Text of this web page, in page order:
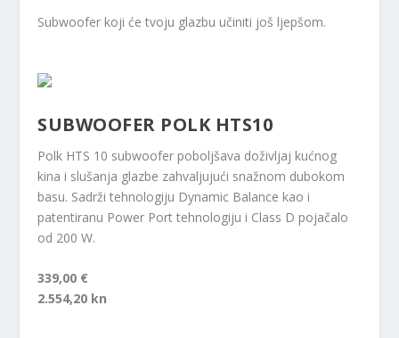
Subwoofer koji će tvoju glazbu učiniti još ljepšom.
SUBWOOFER POLK HTS10
Polk HTS 10 subwoofer poboljšava doživljaj kućnog
kina i slušanja glazbe zahvaljujući snažnom dubokom
basu. Sadrži tehnologiju Dynamic Balance kao i
patentiranu Power Port tehnologiju i Class D pojačalo
od 200 W.
339,00 €
2.554,20 kn